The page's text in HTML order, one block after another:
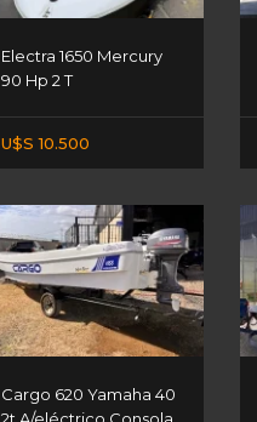
Electra 1650 Mercury
90 Hp 2 T
U$S 10.500
Cargo 620 Yamaha 40